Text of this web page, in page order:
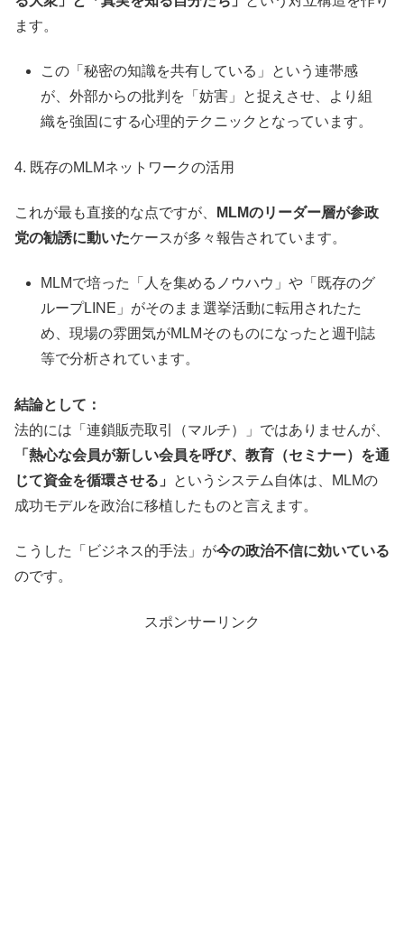
ます。
この「秘密の知識を共有している」という連帯感
が、外部からの批判を「妨害」と捉えさせ、より組
織を強固にする心理的テクニックとなっています。
4. 既存のMLMネットワークの活用
これが最も直接的な点ですが、
MLMのリーダー層が参政
党の勧誘に動いたケースが多々報告されています。
MLMで培った「人を集めるノウハウ」や「既存のグ
ループLINE」がそのまま選挙活動に転用されたた
め、現場の雰囲気がMLMそのものになったと週刊誌
等で分析されています。
結論として：
法的には「連鎖販売取引（マルチ）」ではありませんが、
「熱心な会員が新しい会員を呼び、教育（セミナー）を通
じて資金を循環させる」
というシステム自体は、MLMの
成功モデルを政治に移植したものと言えます。
こうした「ビジネス的手法」が今の政治不信に効いている
のです。
スポンサーリンク